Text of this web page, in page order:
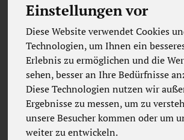
Einstellungen vor
Diese Website verwendet Cookies
Technologien, um Ihnen ein
Erlebnis zu ermöglichen und die
sehen, besser an Ihre Bedürfnisse
Diese Technologien nutzen wir
Ergebnisse zu messen, um zu
unsere Besucher kommen oder um
weiter zu entwickeln.
Hersteller Ernährung
Allergene Merkmale